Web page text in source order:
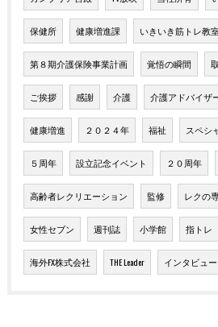
保健所 健康増進課 いきいき筋トレ教
第８期介護保険事業計画 覚悟の瞬間
ご挨拶 感謝 介護 介護アドバイザ
健康増進 ２０２４年 福祉 スペシ
５周年 設立記念イベント ２０周年
高齢者レクリエーション 監修 レクの
女性セブン 週刊誌 小学館 指トレ
海外FX株式会社 THE Leader インタビュー